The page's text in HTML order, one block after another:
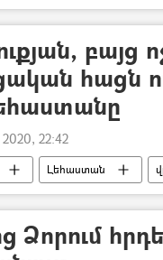
բայց
հացն
2020, 22:42
Լեհաստան
Ձորում